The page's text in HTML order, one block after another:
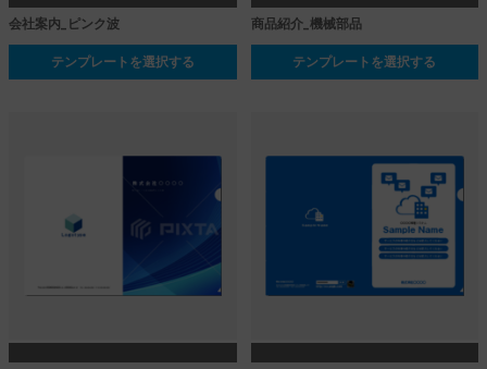
会社案内_ピンク波
テンプレートを選択する
商品紹介_機械部品
テンプレートを選択する